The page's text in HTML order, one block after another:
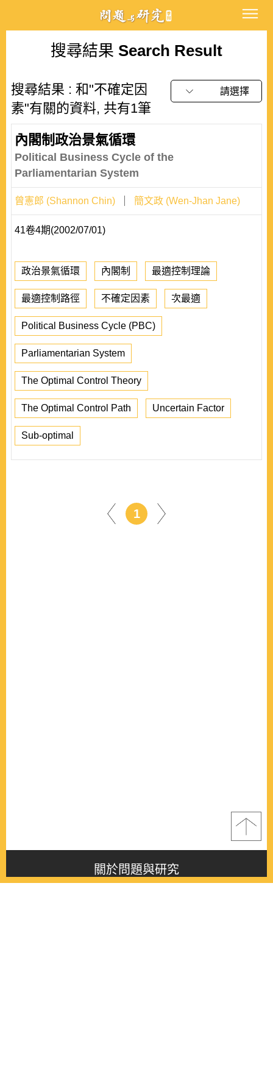
搜尋結果 Search Result
搜尋結果 : 和"不確定因
素"有關的資料, 共有1筆
請選擇
內閣制政治景氣循環
Political Business Cycle of the
Parliamentarian System
曾憲郎 (Shannon Chin) 簡文政 (Wen-Jhan Jane)
41卷4期(2002/07/01)
政治景氣循環 內閣制 最適控制理論
最適控制路徑 不確定因素 次最適
Political Business Cycle (PBC)
Parliamentarian System
The Optimal Control Theory
The Optimal Control Path Uncertain Factor
Sub-optimal
1
關於問題與研究
About this journal